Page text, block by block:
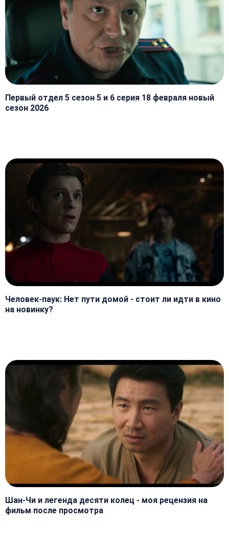
Первый отдел 5 сезон 5 и 6 серия 18 февраля новый
сезон 2026
Человек-паук: Нет пути домой - стоит ли идти в кино
на новинку?
Шан-Чи и легенда десяти колец - моя рецензия на
фильм после просмотра